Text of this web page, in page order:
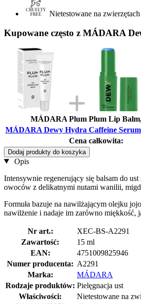
Nietestowane na zwierzętach
Kupowane często z MÁDARA
MÁDARA Plum Plum Lip
MÁDARA Dewy Hydra Caffeine Serum
Cena całkowita:
Dodaj produkty do koszyka
Opis
Intensywnie regenerujący się balsam do
owoców z delikatnymi nutami wanilii,
Formuła bazuje na nawilżającym olejku
nawilżenie i nadaje im zarówno miękkość,
Nr art.:
XEC-BS-A2291
Zawartość:
15 ml
EAN:
4751009825946
Numer producenta: A2291
Marka:
MÁDARA
Rodzaje produktów: Pielęgnacja ust
Właściwości:
Nietestowane na